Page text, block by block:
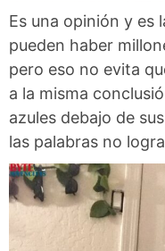
Es una opinión y es
pueden haber
pero eso no evita
a la misma
azules debajo de
las palabras no